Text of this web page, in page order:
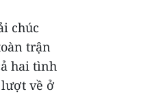
chúc
trận
hai tình
về ở